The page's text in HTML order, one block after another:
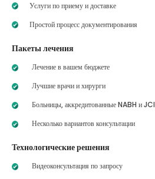
Услуги по приему и доставке
Простой процесс документирования
Пакеты лечения
Лечение в вашем бюджете
Лучшие врачи и хирурги
Больницы, аккредитованные NABH и JCI
Несколько вариантов консультации
Технологические решения
Видеоконсультация по запросу